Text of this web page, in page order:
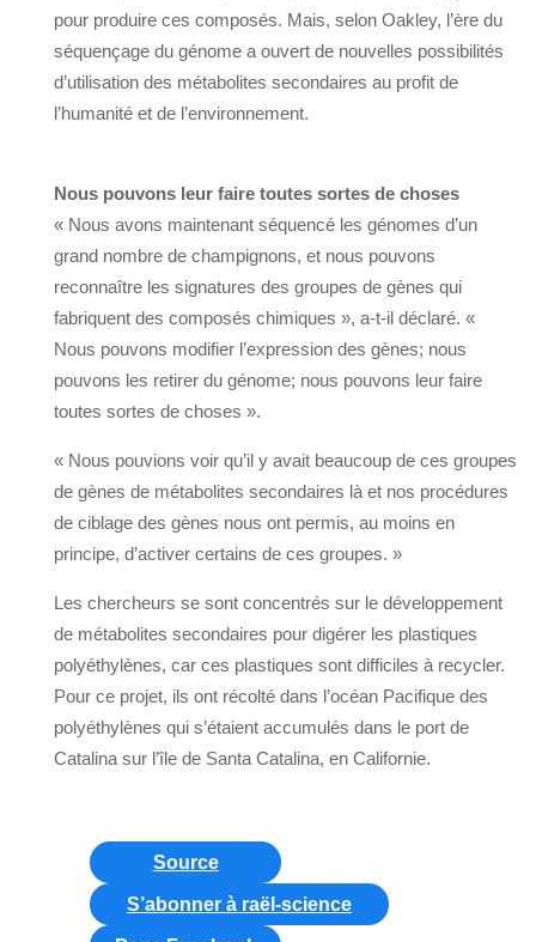
pour produire ces composés. Mais, selon Oakley, l’ère du
séquençage du génome a ouvert de nouvelles possibilités
d’utilisation des métabolites secondaires au profit de
l’humanité et de l’environnement.
Nous pouvons leur faire toutes sortes de choses
« Nous avons maintenant séquencé les génomes d’un
grand nombre de champignons, et nous pouvons
reconnaître les signatures des groupes de gènes qui
fabriquent des composés chimiques », a-t-il déclaré. «
Nous pouvons modifier l’expression des gènes; nous
pouvons les retirer du génome; nous pouvons leur faire
toutes sortes de choses ».
« Nous pouvions voir qu’il y avait beaucoup de ces groupes
de gènes de métabolites secondaires là et nos procédures
de ciblage des gènes nous ont permis, au moins en
principe, d’activer certains de ces groupes. »
Les chercheurs se sont concentrés sur le développement
de métabolites secondaires pour digérer les plastiques
polyéthylènes, car ces plastiques sont difficiles à recycler.
Pour ce projet, ils ont récolté dans l’océan Pacifique des
polyéthylènes qui s’étaient accumulés dans le port de
Catalina sur l’île de Santa Catalina, en Californie.
Source
S’abonner à raël-science